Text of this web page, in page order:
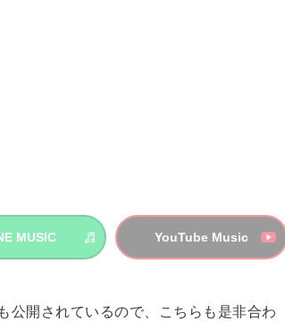
MUSIC YouTube Music
公開されているので、こちらも是非合わ